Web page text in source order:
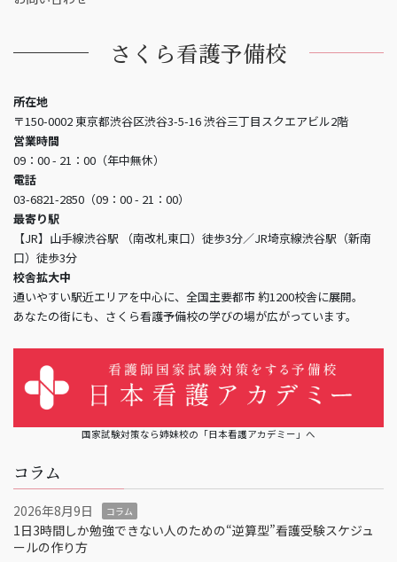
さくら看護予備校
所在地
〒150-0002 東京都渋谷区渋谷3-5-16 渋谷三丁目スクエアビル2階
営業時間
09：00 - 21：00（年中無休）
電話
03-6821-2850（09：00 - 21：00）
最寄り駅
【JR】山手線渋谷駅 （南改札東口）徒歩3分／JR埼京線渋谷駅（新南
口）徒歩3分
校舎拡大中
通いやすい駅近エリアを中心に、全国主要都市 約1200校舎に展開。
あなたの街にも、さくら看護予備校の学びの場が広がっています。
国家試験対策なら姉妹校の「日本看護アカデミー」へ
コラム
2026年8月9日 コラム
1日3時間しか勉強できない人のための“逆算型”看護受験スケジュ
ールの作り方